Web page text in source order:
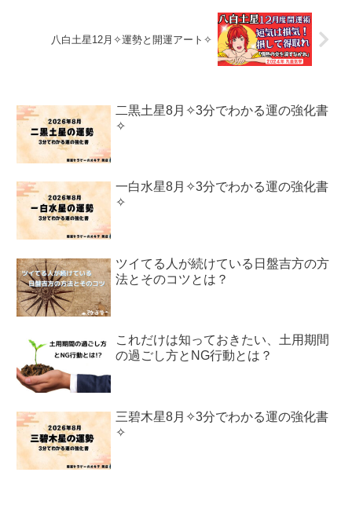
八白土星12月✧運勢と開運アート✧
二黒土星8月✧3分でわかる運の強化書
✧
一白水星8月✧3分でわかる運の強化書
✧
ツイてる人が続けている日盤吉方の方
法とそのコツとは？
これだけは知っておきたい、土用期間
の過ごし方とNG行動とは？
三碧木星8月✧3分でわかる運の強化書
✧